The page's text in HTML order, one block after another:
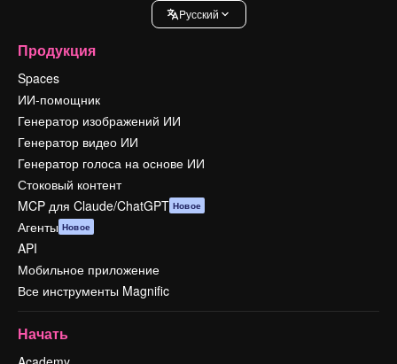
Pусский
Продукция
Spaces
ИИ-помощник
Генератор изображений ИИ
Генератор видео ИИ
Генератор голоса на основе ИИ
Стоковый контент
MCP для Claude/ChatGPT Новое
Агенты Новое
API
Мобильное приложение
Все инструменты Magnific
Начать